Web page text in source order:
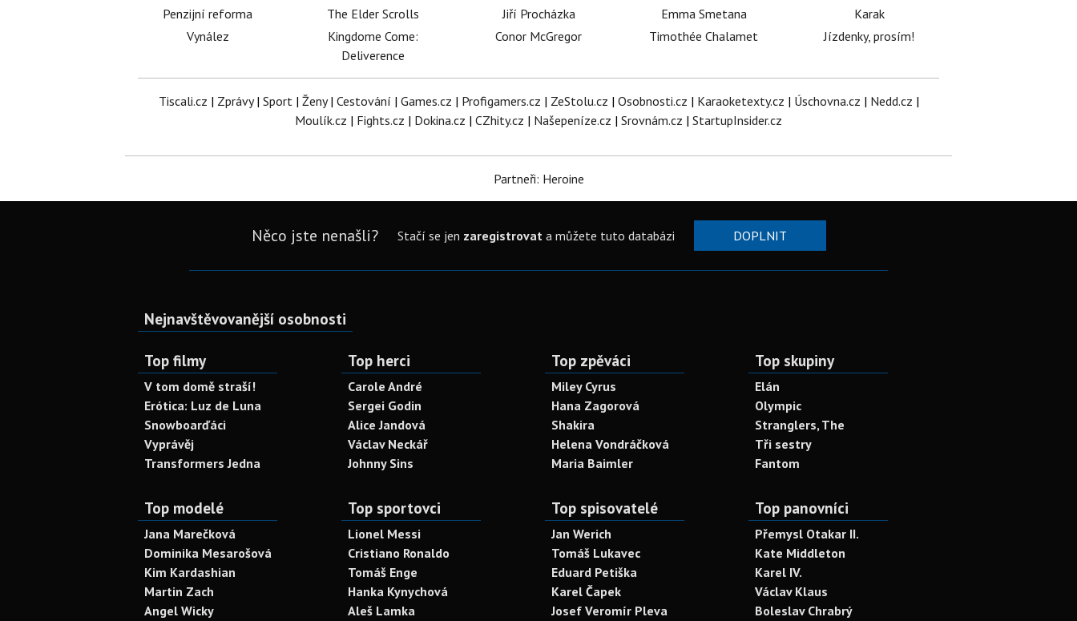
Penzijní reforma
Vynález
The Elder Scrolls
Kingdome Come:
Deliverence
Jiří Procházka
Conor McGregor
Emma Smetana
Timothée Chalamet
Karak
Jízdenky, prosím!
Tiscali.cz | Zprávy| Sport| Ženy| Cestování | Games.cz | Profigamers.cz | ZeStolu.cz | Osobnosti.cz | Karaoketexty.cz | Úschovna.cz | Nedd.cz |
Moulík.cz | Fights.cz | Dokina.cz | CZhity.cz | Našepeníze.cz | Srovnám.cz | StartupInsider.cz
Partneři: Heroine
Něco jste nenašli? Stačí se jen zaregistrovata můžete tuto databázi DOPLNIT
Nejnavštěvovanější osobnosti
Top filmy
V tom domě straší!
Erótica: Luz de Luna
Snowboarďáci
Vyprávěj
Transformers Jedna
Top herci
Carole André
Sergei Godin
Alice Jandová
Václav Neckář
Johnny Sins
Top zpěváci
Miley Cyrus
Hana Zagorová
Shakira
Helena Vondráčková
Maria Baimler
Top skupiny
Elán
Olympic
Stranglers, The
Tři sestry
Fantom
Top modelé
Jana Marečková
Dominika Mesarošová
Kim Kardashian
Martin Zach
Angel Wicky
Top sportovci
Lionel Messi
Cristiano Ronaldo
Tomáš Enge
Hanka Kynychová
Aleš Lamka
Top spisovatelé
Jan Werich
Tomáš Lukavec
Eduard Petiška
Karel Čapek
Josef Veromír Pleva
Top panovníci
Přemysl Otakar II.
Kate Middleton
Karel IV.
Václav Klaus
Boleslav Chrabrý